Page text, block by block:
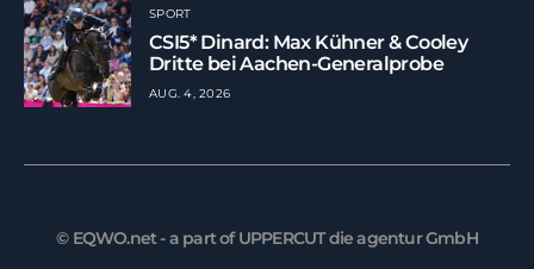
SPORT
CSI5* Dinard: Max Kühner & Cooley
Dritte bei Aachen-Generalprobe
AUG. 4, 2026
© EQWO.net - a part of UPPERCUT die agentur GmbH